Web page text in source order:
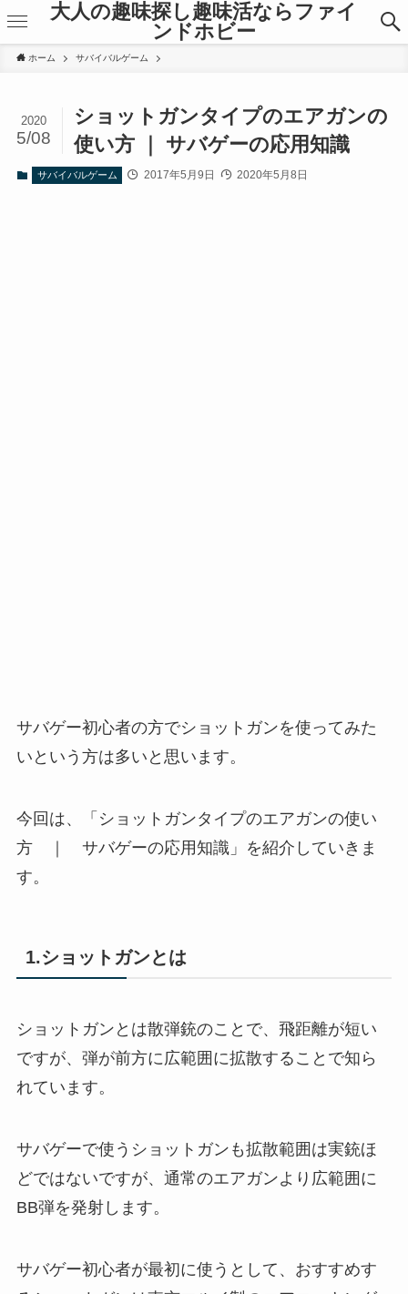
大人の趣味探し趣味活ならファイ
ンドホビー
ホーム サバイバルゲーム
ショットガンタイプのエアガンの
使い方 ｜ サバゲーの応用知識
2020
5/08
サバイバルゲーム 2017年5月9日 2020年5月8日
サバゲー初心者の方でショットガンを使ってみた
いという方は多いと思います。
今回は、「ショットガンタイプのエアガンの使い
方 ｜ サバゲーの応用知識」を紹介していきま
す。
1.ショットガンとは
ショットガンとは散弾銃のことで、飛距離が短い
ですが、弾が前方に広範囲に拡散することで知ら
れています。
サバゲーで使うショットガンも拡散範囲は実銃ほ
どではないですが、通常のエアガンより広範囲に
BB弾を発射します。
サバゲー初心者が最初に使うとして、おすすめす